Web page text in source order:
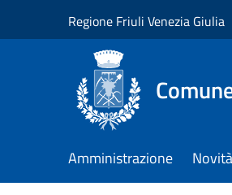
Regione Friuli Venezia Giulia
Amministrazione Novità